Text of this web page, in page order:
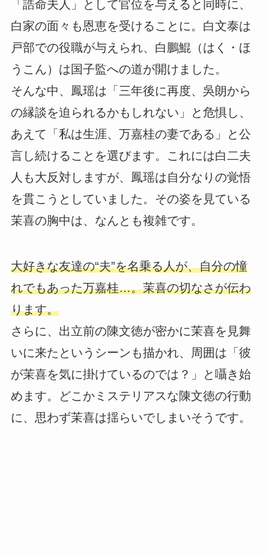
「誥命夫人」として官位を与えると同時に、
白家の面々も恩恵を受けることに。白文泰は
戸部での役職が与えられ、白鵬鯤（はく・ほ
うこん）は国子監への道が開けました。
そんな中、鳳瑶は「三年後に再度、吳朗から
の縁談を迫られるかもしれない」と危惧し、
あえて「私は生涯、万嘉桂の妻である」と公
言し続けることを選びます。これには白二夫
人も大反対しますが、鳳瑶は自分なりの覚悟
を貫こうとしていました。その姿を見ている
茉喜の胸中は、なんとも複雑です。
大好きな友達の“夫”を名乗る人が、自分の憧
れでもあった万嘉桂…。茉喜の切なさが伝わ
ります。
さらに、出立前の陳文徳が密かに茉喜を見舞
いに来たというシーンも描かれ、周囲は「彼
が茉喜を気に掛けているのでは？」と囁き始
めます。どこかミステリアスな陳文徳の行動
に、思わず茉喜は揺らいでしまいそうです。